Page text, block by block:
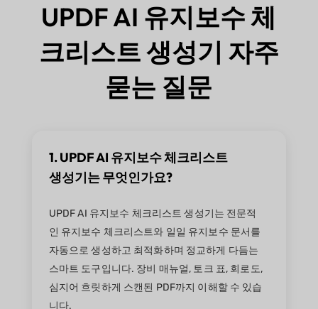
UPDF AI 유지보수 체
크리스트 생성기 자주
묻는 질문
1. UPDF AI 유지보수 체크리스트
생성기는 무엇인가요?
UPDF AI 유지보수 체크리스트 생성기는 전문적
인 유지보수 체크리스트와 일일 유지보수 문서를
자동으로 생성하고 최적화하며 정교하게 다듬는
스마트 도구입니다. 장비 매뉴얼, 토크 표, 회로도,
심지어 흐릿하게 스캔된 PDF까지 이해할 수 있습
니다.